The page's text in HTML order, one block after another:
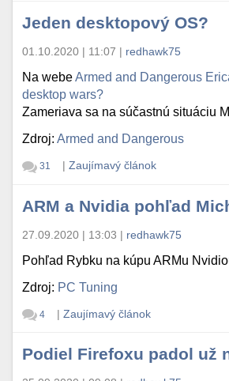
Jeden desktopový OS?
01.10.2020 | 11:07 | redhawk75
Na webeArmed and Dangerous
desktop wars?
Zameriava sa na súčastnú situáciu
Zdroj: Armed and Dangerous
31 | Zaujímavý článok
ARM a Nvidia pohľad
27.09.2020 | 13:03 | redhawk75
Pohľad Rybku na kúpu ARMu
Zdroj: PC Tuning
4 | Zaujímavý článok
Podiel Firefoxu padol už